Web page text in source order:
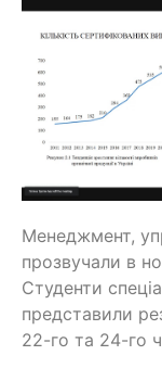
Менеджмент,
прозвучали в
Студенти
представили
22-го та 24-го